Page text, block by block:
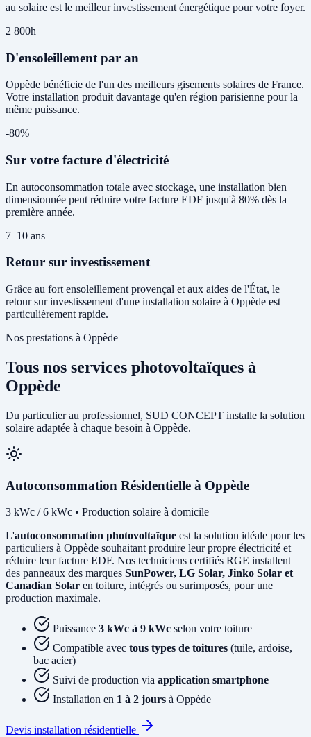
au solaire est le meilleur investissement énergétique pour votre foyer.
2 800h
D'ensoleillement par an
Oppède bénéficie de l'un des meilleurs gisements solaires de France.
Votre installation produit davantage qu'en région parisienne pour la
même puissance.
-80%
Sur votre facture d'électricité
En autoconsommation totale avec stockage, une installation bien
dimensionnée peut réduire votre facture EDF jusqu'à 80% dès la
première année.
7–10 ans
Retour sur investissement
Grâce au fort ensoleillement provençal et aux aides de l'État, le
retour sur investissement d'une installation solaire à Oppède est
particulièrement rapide.
Nos prestations à Oppède
Tous nos services photovoltaïques à
Oppède
Du particulier au professionnel, SUD CONCEPT installe la solution
solaire adaptée à chaque besoin à Oppède.
Autoconsommation Résidentielle à Oppède
3 kWc / 6 kWc • Production solaire à domicile
L'autoconsommation photovoltaïque est la solution idéale pour les
particuliers à Oppède souhaitant produire leur propre électricité et
réduire leur facture EDF. Nos techniciens certifiés RGE installent
des panneaux des marques SunPower, LG Solar, Jinko Solar et
Canadian Solar en toiture, intégrés ou surimposés, pour une
production maximale.
Puissance 3 kWc à 9 kWc selon votre toiture
Compatible avec tous types de toitures (tuile, ardoise,
bac acier)
Suivi de production via application smartphone
Installation en 1 à 2 jours à Oppède
Devis installation résidentielle